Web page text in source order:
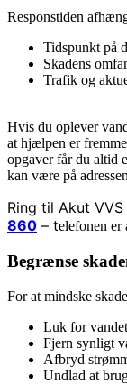
Responstiden
Tidspunkt på
Skadens
Trafik og
Hvis du oplever
at hjælpen er
opgaver får du altid
kan være på
Ring til Akut
860 – telefonen er
Begrænse
For at mindske
Luk for
Fjern synligt
Afbryd
Undlad at